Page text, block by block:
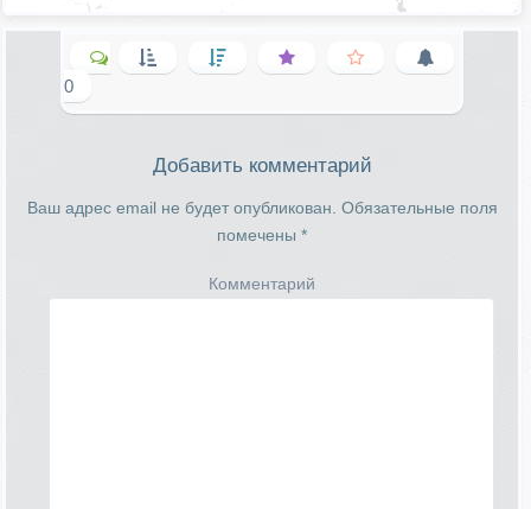
0
Добавить комментарий
Ваш адрес email не будет опубликован. Обязательные поля
помечены *
Комментарий